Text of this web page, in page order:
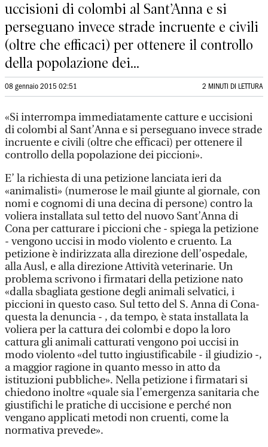
uccisioni di colombi al Sant’Anna e si
perseguano invece strade incruente e civili
(oltre che efficaci) per ottenere il controllo
della popolazione dei...
08 gennaio 2015 02:51 2 MINUTI DI LETTURA
«Si interrompa immediatamente catture e uccisioni
di colombi al Sant’Anna e si perseguano invece strade
incruente e civili (oltre che efficaci) per ottenere il
controllo della popolazione dei piccioni».
E’ la richiesta di una petizione lanciata ieri da
«animalisti» (numerose le mail giunte al giornale, con
nomi e cognomi di una decina di persone) contro la
voliera installata sul tetto del nuovo Sant’Anna di
Cona per catturare i piccioni che - spiega la petizione
- vengono uccisi in modo violento e cruento. La
petizione è indirizzata alla direzione dell’ospedale,
alla Ausl, e alla direzione Attività veterinarie. Un
problema scrivono i firmatari della petizione nato
«dalla sbagliata gestione degli animali selvatici, i
piccioni in questo caso. Sul tetto del S. Anna di Cona-
questa la denuncia - , da tempo, è stata installata la
voliera per la cattura dei colombi e dopo la loro
cattura gli animali catturati vengono poi uccisi in
modo violento «del tutto ingiustificabile - il giudizio -,
a maggior ragione in quanto messo in atto da
istituzioni pubbliche». Nella petizione i firmatari si
chiedono inoltre «quale sia l'emergenza sanitaria che
giustifichi le pratiche di uccisione e perché non
vengano applicati metodi non cruenti, come la
normativa prevede».